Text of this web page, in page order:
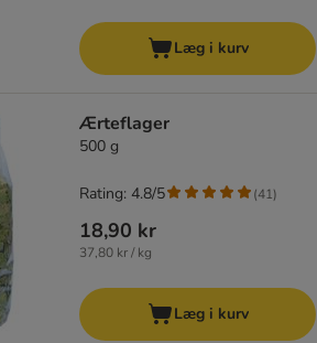
Læg i kurv
Ærteflager
500 g
18,90 kr
37,80 kr / kg
Rating: 4.8/5 (41)
Læg i kurv